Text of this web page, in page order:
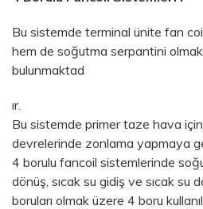
Bu sistemde terminal ünite fan coil
hem de soğutma serpantini
bulunmaktad
ır.
Bu sistemde primer taze hava
devrelerinde zonlama yapmaya
4 borulu fancoil sistemlerinde
dönüş, sıcak su gidiş ve sıcak su
boruları olmak üzere 4 boru